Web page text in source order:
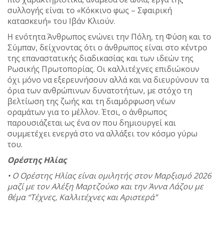
συλλογής είναι το «Κόκκινο φως – Σφαιρική
κατασκευή» του Ιβάν Κλιούν.
Η ενότητα Άνθρωπος ενώνει την Πόλη, τη Φύση και το
Σύμπαν, δείχνοντας ότι ο άνθρωπος είναι στο κέντρο
της επαναστατικής διαδικασίας και των ιδεών της
Ρωσικής Πρωτοπορίας. Οι καλλιτέχνες επιδιώκουν
όχι μόνο να εξερευνήσουν αλλά και να διευρύνουν τα
όρια των ανθρώπινων δυνατοτήτων, με στόχο τη
βελτίωση της ζωής και τη διαμόρφωση νέων
οραμάτων για το μέλλον. Έτσι, ο άνθρωπος
παρουσιάζεται ως ένα ον που δημιουργεί και
συμμετέχει ενεργά στο να αλλάξει τον κόσμο γύρω
του.
Ορέστης Ηλίας
• Ο Ορέστης Ηλίας είναι ομιλητής στον Μαρξισμό 2026
μαζί με τον Αλέξη Μαρτζούκο και την Άννα Λάζου με
θέμα “Τέχνες, Καλλιτέχνες και Αριστερά”